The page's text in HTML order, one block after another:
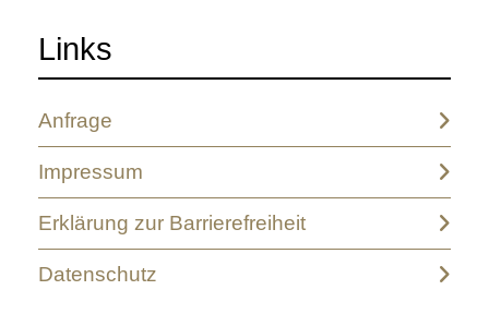
Links
Anfrage
Impressum
Erklärung zur Barrierefreiheit
Datenschutz